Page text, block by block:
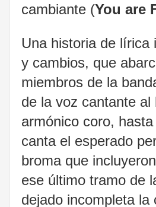
cambiante (You are
Una historia de lírica
y cambios, que
miembros de la
de la voz cantante al
armónico coro,
canta el esperado
broma que
ese último tramo de
dejado incompleta